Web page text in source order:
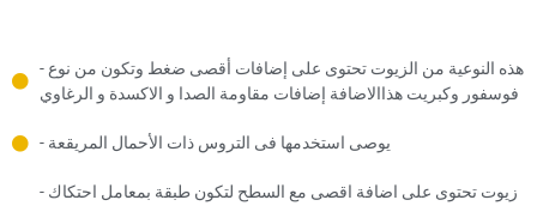
- هذه النوعية من الزيوت تحتوى على إضافات أقصى ضغط وتكون من نوع
فوسفور وكبريت هذاالاضافة إضافات مقاومة الصدا و الاكسدة و الرغاوي
- يوصى استخدمها فى التروس ذات الأحمال المريقعة
- زيوت تحتوى على اضافة اقصى مع السطح لتكون طبقة بمعامل احتكاك